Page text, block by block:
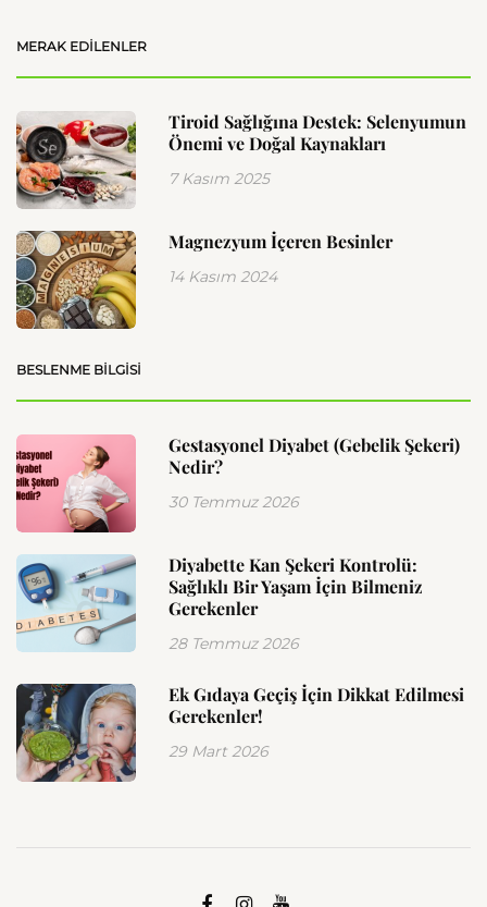
MERAK EDILENLER
Tiroid Sağlığına Destek: Selenyumun
Önemi ve Doğal Kaynakları
7 Kasım 2025
Magnezyum İçeren Besinler
14 Kasım 2024
BESLENME BILGISI
Gestasyonel Diyabet (Gebelik Şekeri)
Nedir?
30 Temmuz 2026
Diyabette Kan Şekeri Kontrolü:
Sağlıklı Bir Yaşam İçin Bilmeniz
Gerekenler
28 Temmuz 2026
Ek Gıdaya Geçiş İçin Dikkat Edilmesi
Gerekenler!
29 Mart 2026